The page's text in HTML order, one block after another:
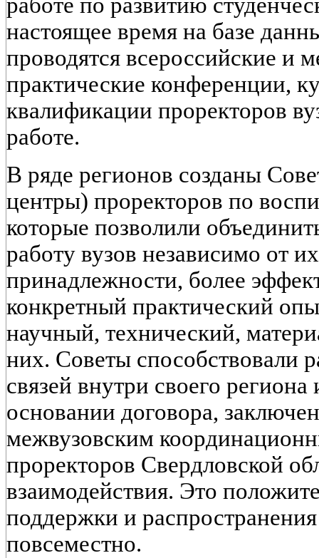
работе по развитию
настоящее время на базе
проводятся всероссийские и
практические конференции,
квалификации проректоров
работе.
В ряде регионов созданы
центры) проректоров по
которые позволили
работу вузов независимо от
принадлежности, более
конкретный практический
научный, технический,
них. Советы способствовали
связей внутри своего
основании договора,
межвузовским
проректоров Свердловской
взаимодействия. Это
поддержки и
повсеместно.